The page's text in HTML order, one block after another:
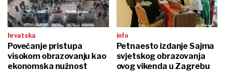
hrvatska
Povećanje pristupa
visokom obrazovanju kao
ekonomska nužnost
info
Petnaesto izdanje Sajma
svjetskog obrazovanja
ovog vikenda u Zagrebu